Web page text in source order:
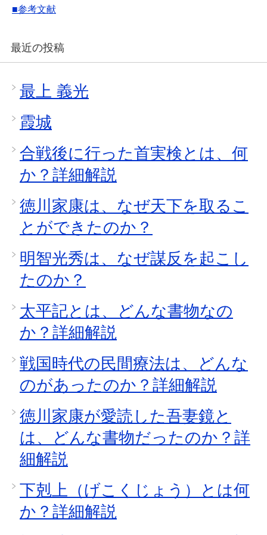
■参考文献
最近の投稿
最上 義光
霞城
合戦後に行った首実検とは、何
か？詳細解説
徳川家康は、なぜ天下を取るこ
とができたのか？
明智光秀は、なぜ謀反を起こし
たのか？
太平記とは、どんな書物なの
か？詳細解説
戦国時代の民間療法は、どんな
のがあったのか？詳細解説
徳川家康が愛読した吾妻鏡と
は、どんな書物だったのか？詳
細解説
下剋上（げこくじょう）とは何
か？詳細解説